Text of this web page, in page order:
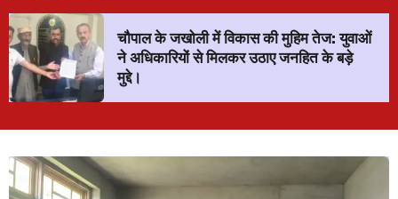
चौपाल के जखोली में विकास की मुहिम तेज: युवाओं
ने अधिकारियों से मिलकर उठाए जनहित के बड़े
मुद्दे।